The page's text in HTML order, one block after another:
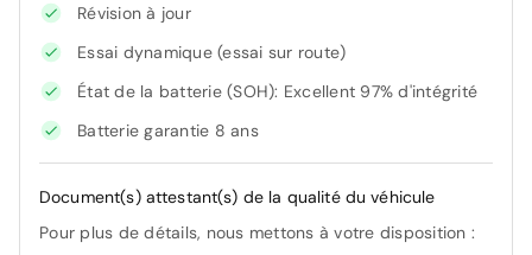
Révision à jour
Essai dynamique (essai sur route)
État de la batterie (SOH): Excellent 97% d'intégrité
Batterie garantie 8 ans
Document(s) attestant(s) de la qualité du véhicule
Pour plus de détails, nous mettons à votre disposition :